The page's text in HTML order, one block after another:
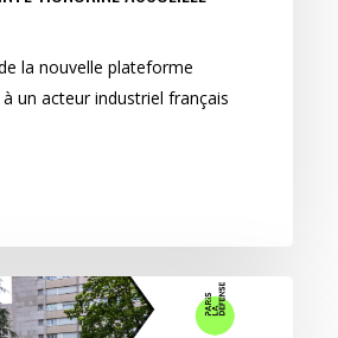
la nouvelle plateforme
un acteur industriel français